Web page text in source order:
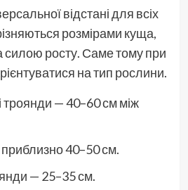
відстані для всіх
розмірами куща,
силою росту. Саме тому при
на тип рослини.
троянди — 40–60 см між
40–50 см.
— 25–35 см.